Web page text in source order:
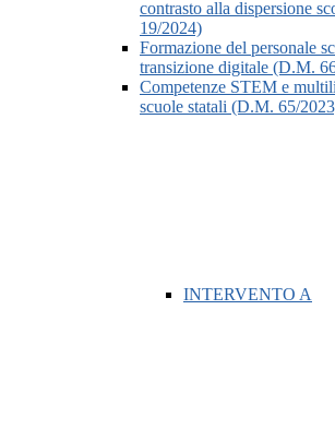
contrasto alla dispersione
19/2024)
Formazione del personale
transizione digitale (D.M.
Competenze STEM e
scuole statali (D.M. 65/
INTERVENTO A